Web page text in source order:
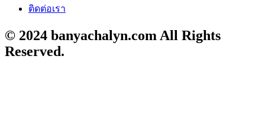
ติดต่อเรา
© 2024 banyachalyn.com All Rights
Reserved.